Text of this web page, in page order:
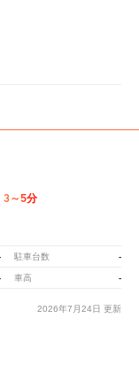
3～5分
駐車台数 -
車高 -
2026年7月24日 更新